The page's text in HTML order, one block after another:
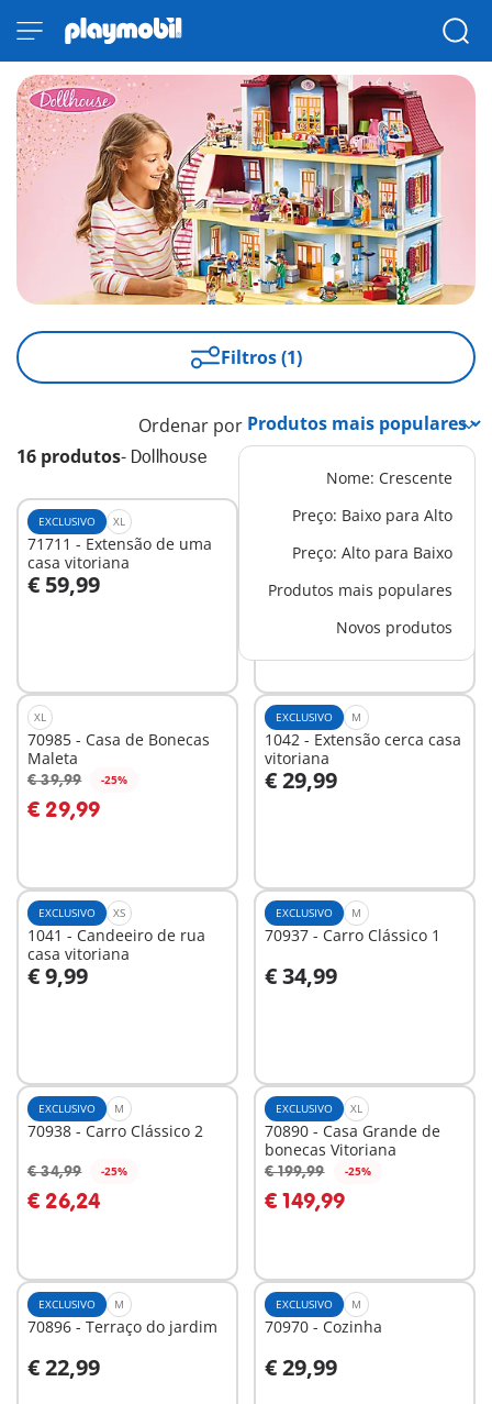
Filtros (1)
16 produtos- Dollhouse
Ordenar por
Nome: Crescente
Preço: Baixo para Alto
Preço: Alto para Baixo
Produtos mais populares
Novos produtos
EXCLUSIVO XL
71711 - Extensão de uma
casa vitoriana
€ 59,99
Ao carrinho
EXCLUSIVO S
70893 - Quarto do Bebé
€ 19,99
Ao carrinho
XL
70985 - Casa de Bonecas
Maleta
€ 39,99 -25%
€ 29,99
Ao carrinho
EXCLUSIVO M
1042 - Extensão cerca casa
vitoriana
€ 29,99
Ao carrinho
EXCLUSIVO XS
1041 - Candeeiro de rua
casa vitoriana
€ 9,99
Ao carrinho
EXCLUSIVO M
70937 - Carro Clássico 1
€ 34,99
Ao carrinho
EXCLUSIVO M
70938 - Carro Clássico 2
€ 34,99 -25%
€ 26,24
Ao carrinho
EXCLUSIVO XL
70890 - Casa Grande de
bonecas Vitoriana
€ 199,99 -25%
€ 149,99
Ao carrinho
EXCLUSIVO M
70896 - Terraço do jardim
€ 22,99
Ao carrinho
EXCLUSIVO M
70970 - Cozinha
€ 29,99
Ao carrinho